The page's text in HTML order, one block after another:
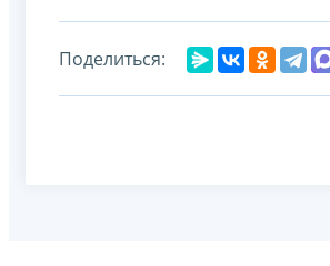
Поделиться: